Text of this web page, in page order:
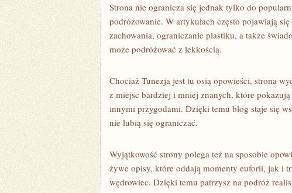
Strona nie ogranicza się jednak tylko do
podróżowanie. W artykułach często pojawiają
zachowania, ograniczanie plastiku, a także
może podróżować z lekkością.
Chociaż Tunezja jest tu osią opowieści, strona
z miejsc bardziej i mniej znanych, które
innymi przygodami. Dzięki temu blog staje się
nie lubią się ograniczać.
Wyjątkowość strony polega też na sposobie
żywe opisy, które oddają momenty euforii, jak i
wędrowiec. Dzięki temu patrzysz na podróż